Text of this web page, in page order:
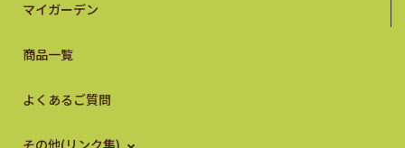
マイガーデン
商品一覧
よくあるご質問